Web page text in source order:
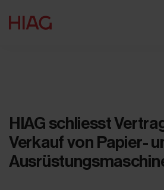
HIAG schliesst
Verkauf von Papier-